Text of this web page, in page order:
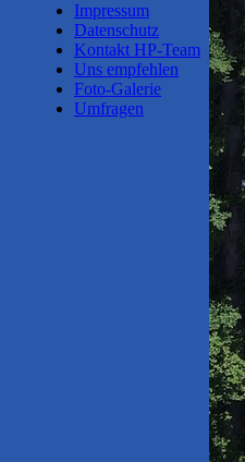
Impressum
Datenschutz
Kontakt HP-Team
Uns empfehlen
Foto-Galerie
Umfragen